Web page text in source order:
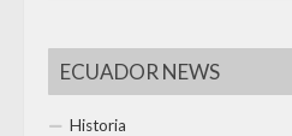
ECUADOR NEWS
Historia